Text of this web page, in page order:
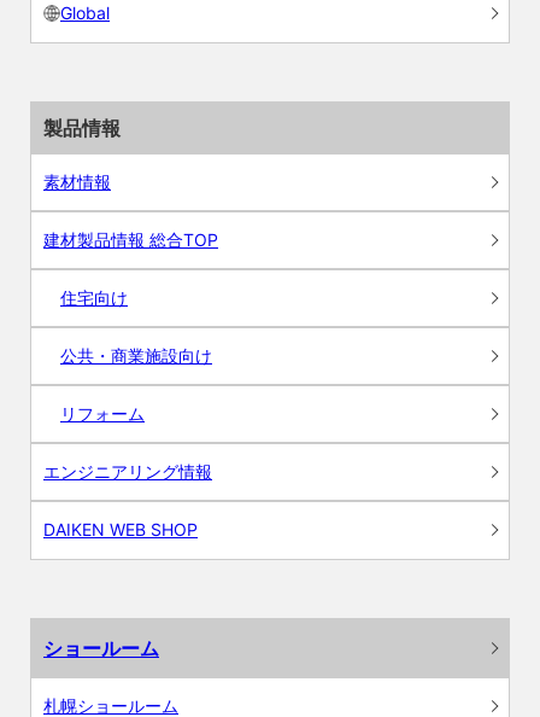
Global
製品情報
素材情報
建材製品情報 総合TOP
住宅向け
公共・商業施設向け
リフォーム
エンジニアリング情報
DAIKEN WEB SHOP
ショールーム
札幌ショールーム